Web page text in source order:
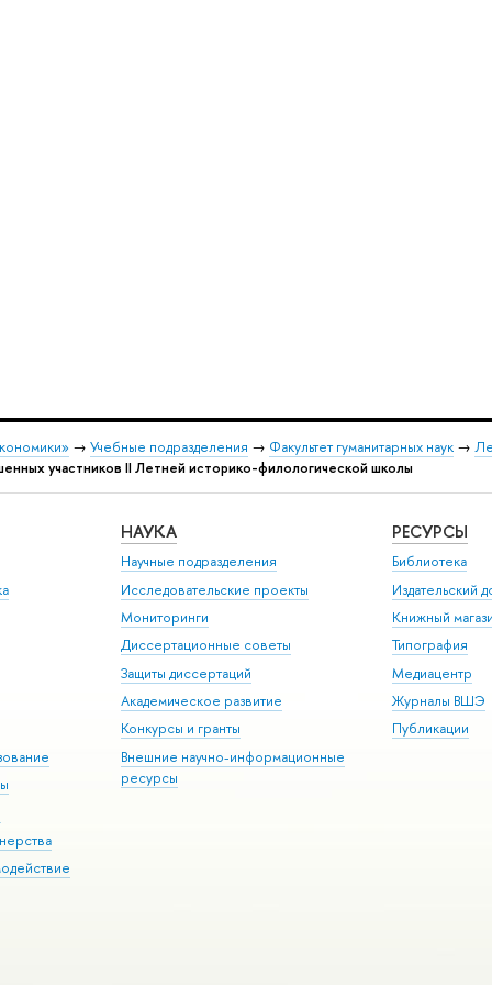
→ Учебные подразделения → Факультет гуманитарных наук→
участников II Летней историко-филологической школы
НАУКА
Научные подразделения
Исследовательские проекты
Мониторинги
Диссертационные советы
Защиты диссертаций
Академическое развитие
Конкурсы и гранты
Внешние научно-информационные
ресурсы
РЕСУРСЫ
Библиотека
Издательский
Книжный
Типография
Медиацентр
Журналы ВШЭ
Публикации